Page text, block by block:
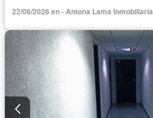
22/06/2026 en - Antona Lama Inmobiliaria